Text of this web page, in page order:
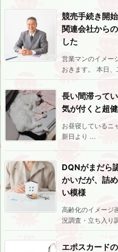
競売手続き開
関連会社から
した
営業マンのイメー
おきます。 本日
長い間滞って
気が付くと超
お昼寝している
新日より ...
DQNがまだら
かいだが、詰
い模様
高齢化のイメージ
況調査・立ち入り
エポスカード